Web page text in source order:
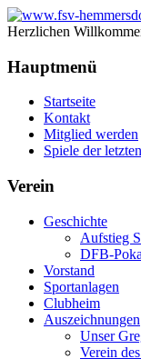
Herzlichen
Hauptmenü
Startseite
Kontakt
Mitglied werden
Spiele der
Verein
Geschichte
Aufstieg
DFB-
Vorstand
Sportanlagen
Clubheim
Auszeichnungen
Unser
Verein